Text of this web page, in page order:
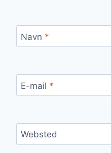
Navn *
E-mail *
Websted